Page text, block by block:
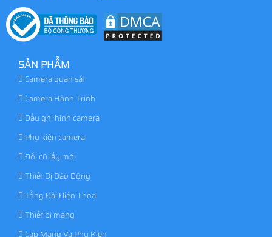
SẢN PHẨM
Camera quan sát
Camera Hành Trình
Đầu ghi hình camera
Phụ kiện camera
Đổi cũ lấy mới
Thiết Bị Báo Động
Tổng Đài Điện Thoại
Thiết bị mạng
Cáp Mạng Và Phụ Kiện